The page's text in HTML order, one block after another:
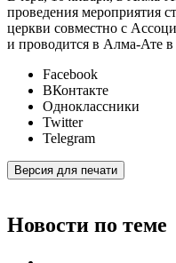
проведения мероприятия
церкви совместно с
и проводится в Алма-Ате в
Facebook
ВКонтакте
Одноклассники
Twitter
Telegram
Версия для печати
Новости по теме